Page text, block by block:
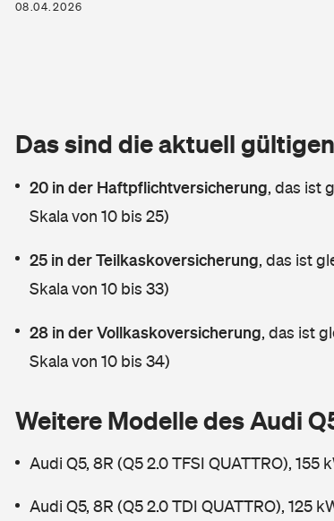
08.04.2026
Das sind die aktuell
20 in der Haftpflichtversicherung, das ist
Skala von 10 bis 25)
25 in der Teilkaskoversicherung, das ist
Skala von 10 bis 33)
28 in der Vollkaskoversicherung, das ist
Skala von 10 bis 34)
Weitere Modelle des Audi
Audi Q5, 8R (Q5 2.0 TFSI QUATTRO), 155
Audi Q5, 8R (Q5 2.0 TDI QUATTRO), 125